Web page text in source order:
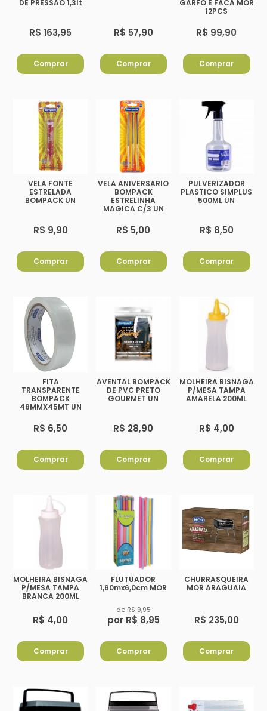
DE PRESSÃO 1,3lt
R$ 163,95
Comprar
R$ 57,90
Comprar
GARFO E FACA MOR
12PCS
R$ 99,90
Comprar
VELA FONTE
ESTRELADA
BOMPACK UN
R$ 9,90
Comprar
VELA ANIVERSARIO
BOMPACK
ESTRELINHA
MAGICA C/3 UN
R$ 5,00
Comprar
PULVERIZADOR
PLASTICO SIMPLUS
500ML UN
R$ 8,50
Comprar
FITA
TRANSPARENTE
BOMPACK
48MMX45MT UN
R$ 6,50
Comprar
AVENTAL BOMPACK
DE PVC PRETO
GOURMET UN
R$ 28,90
Comprar
MOLHEIRA BISNAGA
P/MESA TAMPA
AMARELA 200ML
R$ 4,00
Comprar
MOLHEIRA BISNAGA
P/MESA TAMPA
BRANCA 200ML
R$ 4,00
Comprar
FLUTUADOR
1,60mx6,0cm MOR
deR$ 9,95
por R$ 8,95
Comprar
CHURRASQUEIRA
MOR ARAGUAIA
R$ 235,00
Comprar